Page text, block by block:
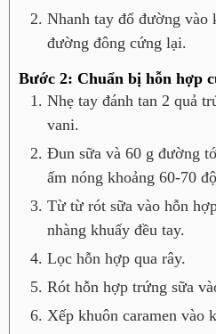
Nhanh tay đổ đường vào
đường đông cứng lại.
Bước 2: Chuẩn bị hỗn hợp
Nhẹ tay đánh tan 2 quả
vani.
Đun sữa và 60 g đường
ấm nóng khoảng 60-70
Từ từ rót sữa vào hỗn
nhàng khuấy đều tay.
Lọc hỗn hợp qua rây.
Rót hỗn hợp trứng sữa
Xếp khuôn caramen vào